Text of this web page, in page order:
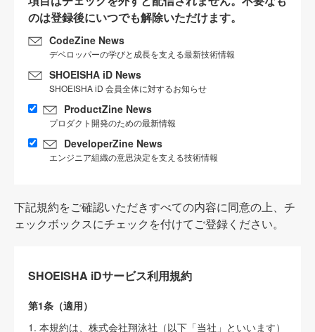
のは登録後にいつでも解除いただけます。
CodeZine News
デベロッパーの学びと成長を支える最新技術情報
SHOEISHA iD News
SHOEISHA iD 会員全体に対するお知らせ
ProductZine News
プロダクト開発のための最新情報
DeveloperZine News
エンジニア組織の意思決定を支える技術情報
下記規約をご確認いただきすべての内容に同意の上、チ
ェックボックスにチェックを付けてご登録ください。
SHOEISHA iDサービス利用規約
第1条（適用）
1. 本規約は、株式会社翔泳社（以下「当社」といいます）